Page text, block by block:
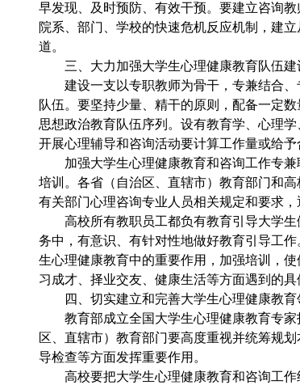
早发现、及时预防、有效干预。要建立咨询
院系、部门、学校的快速危机反应机制，建
道。
三、大力加强大学生心理健康教育队伍建
建设一支以专职教师为骨干，专兼结合、
队伍。要坚持少量、精干的原则，配备一定
思想政治教育队伍序列。设有教育学、心理
开展心理辅导和咨询活动要计算工作量或给予
加强大学生心理健康教育和咨询工作专兼
培训。各省（自治区、直辖市）教育部门和
有关部门心理咨询专业人员相关规定和要求
高校所有教职员工都负有教育引导大学生
务中，有意识、有针对性地做好教育引导工
生心理健康教育中的重要作用，加强培训，
习成才、择业交友、健康生活等方面遇到的
四、切实建立和完善大学生心理健康教育
教育部成立全国大学生心理健康教育专家
区、直辖市）教育部门要高度重视并统筹规
导检查等方面发挥重要作用。
高校要把大学生心理健康教育和咨询工作